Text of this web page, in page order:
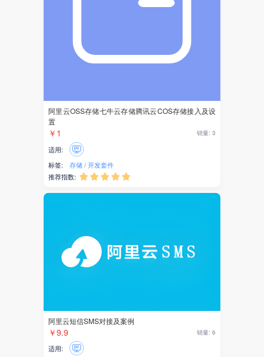
小红书
引流
抽奖
活动
教育
零售
直播
阿里云OSS存储七牛云存储腾讯云COS存储接入及设
置
￥1 销量: 3
适用:
标签:
存储 开发套件
推荐指数:     
阿里云短信SMS对接及案例
￥9.9 销量: 6
适用: